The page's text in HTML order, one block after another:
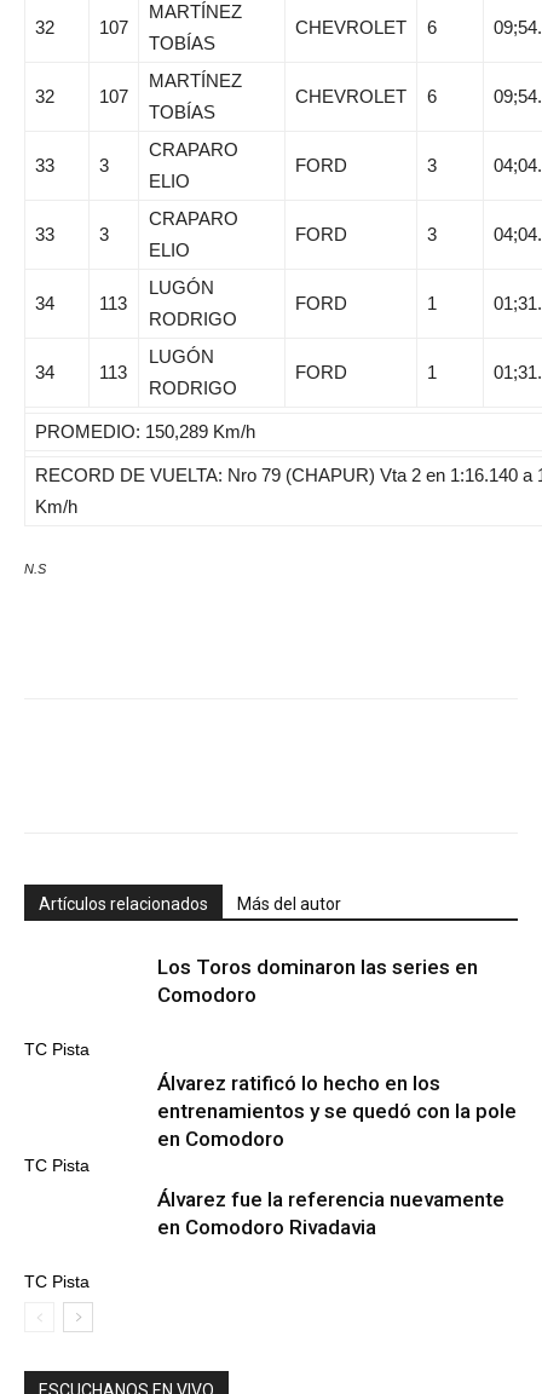
32 107
MARTÍNEZ
TOBÍAS
CHEVROLET 6
32 107
MARTÍNEZ
TOBÍAS
CHEVROLET 6
33 3
CRAPARO
ELIO
FORD 3
33 3
CRAPARO
ELIO
FORD 3
34 113
LUGÓN
RODRIGO
FORD 1
34 113
LUGÓN
RODRIGO
FORD 1
PROMEDIO: 150,289 Km/h
RECORD DE VUELTA: Nro 79 (CHAPUR) Vta 2 en 1:16.140 a
Km/h
N.S
Artículos relacionados Más del autor
TC Pista
Los Toros dominaron las series en
Comodoro
TC Pista
Álvarez ratificó lo hecho en los
entrenamientos y se quedó con la pole
en Comodoro
TC Pista
Álvarez fue la referencia nuevamente
en Comodoro Rivadavia